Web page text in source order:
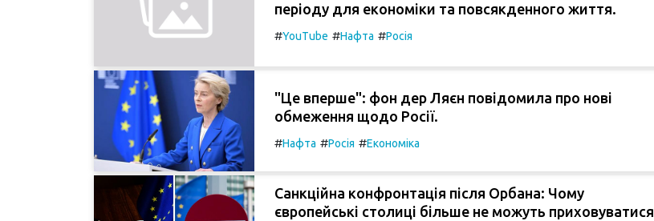
періоду для економіки та повсякденного життя.
#YouTube #Нафта #Росія
"Це вперше": фон дер Ляєн повідомила про нові
обмеження щодо Росії.
#Нафта #Росія #Економіка
Санкційна конфронтація після Орбана: Чому
європейські столиці більше не можуть приховуватися